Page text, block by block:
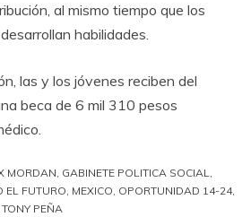
al mismo tiempo que los
habilidades.
las y los jóvenes reciben del
beca de 6 mil 310 pesos
MORDAN, GABINETE POLITICA SOCIAL,
EL FUTURO, MEXICO, OPORTUNIDAD 14-24,
TONY PEÑA